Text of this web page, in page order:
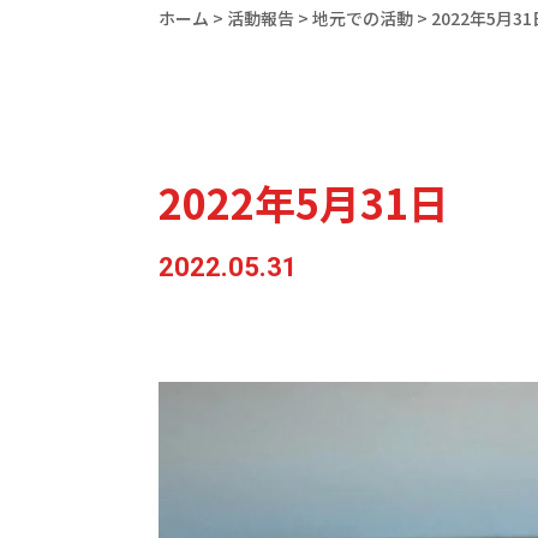
ホーム > 活動報告 > 地元での活動 > 2022年5月31
2022年5月31日
2022.05.31